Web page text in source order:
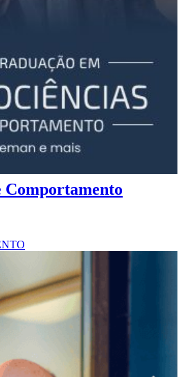
Comportamento